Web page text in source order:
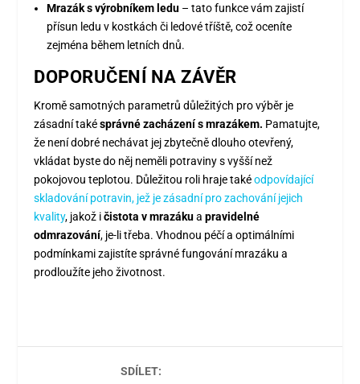
Mrazák s výrobníkem ledu – tato funkce vám zajistí
přísun ledu v kostkách či ledové tříště, což oceníte
zejména během letních dnů.
DOPORUČENÍ NA ZÁVĚR
Kromě samotných parametrů důležitých pro výběr je
zásadní takésprávné zacházení s mrazákem. Pamatujte,
že není dobré nechávat jej zbytečně dlouho otevřený,
vkládat byste do něj neměli potraviny s vyšší než
pokojovou teplotou. Důležitou roli hraje také odpovídající
skladování potravin, jež je zásadní pro zachování jejich
kvality, jakož ičistota v mrazákuapravidelné
odmrazování, je-li třeba. Vhodnou péčí a optimálními
podmínkami zajistíte správné fungování mrazáku a
prodloužíte jeho životnost.
SDÍLET: